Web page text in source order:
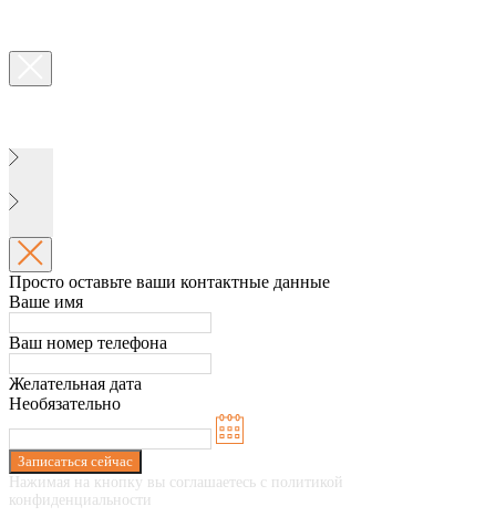
Просто оставьте ваши контактные данные
Ваше имя
Ваш номер телефона
Желательная дата
Необязательно
Записаться сейчас
Нажимая на кнопку вы соглашаетесь с политикой
конфиденциальности